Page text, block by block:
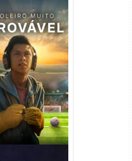
Muito Improvável
WEB-DL 1080p
Áudio